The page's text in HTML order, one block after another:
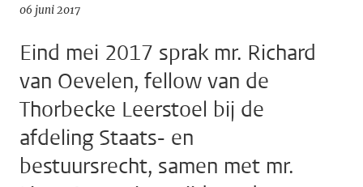
06 juni 2017
Eind mei 2017 sprak mr. Richard
van Oevelen, fellow van de
Thorbecke Leerstoel bij de
afdeling Staats- en
bestuursrecht, samen met mr.